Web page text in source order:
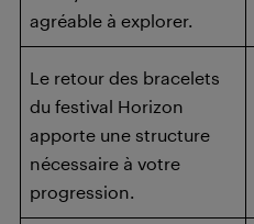
agréable à explorer.
Le retour des bracelets
du festival Horizon
apporte une structure
nécessaire à votre
progression.